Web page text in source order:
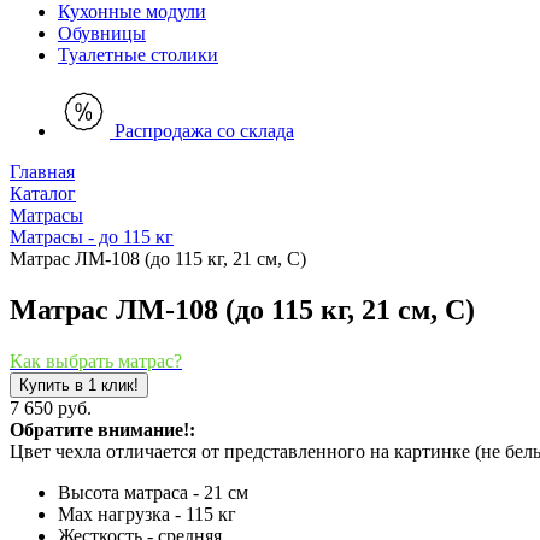
Кухонные модули
Обувницы
Туалетные столики
Распродажа со склада
Главная
Каталог
Матрасы
Матрасы - до 115 кг
Матрас ЛМ-108 (до 115 кг, 21 см, С)
Матрас ЛМ-108 (до 115 кг, 21 см, С)
Как выбрать матрас?
Купить в 1 клик!
7 650 руб.
Обратите внимание!:
Цвет чехла отличается от представленного на картинке (не
Высота матраса - 21 см
Мах нагрузка - 115 кг
Жесткость - средняя